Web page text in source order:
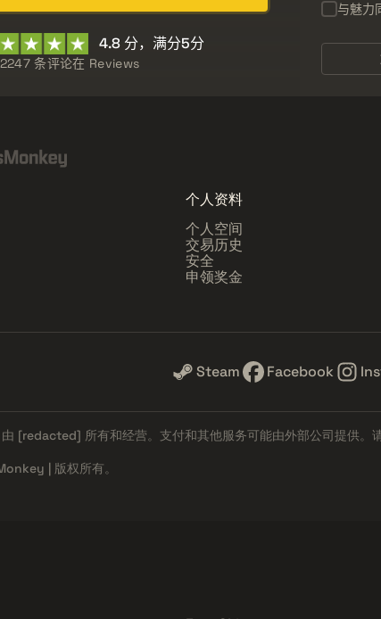
4.8 分，满分5分
2247 条评论在 Reviews
与魅力
个人资料
个人空间
交易历史
安全
申领奖金
Steam Facebook
[redacted] 所有和经营。支付和其他服务可能由外部公司提供。
| 版权所有。